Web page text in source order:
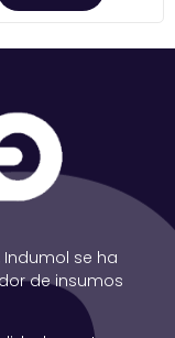
Indumol se ha
de insumos